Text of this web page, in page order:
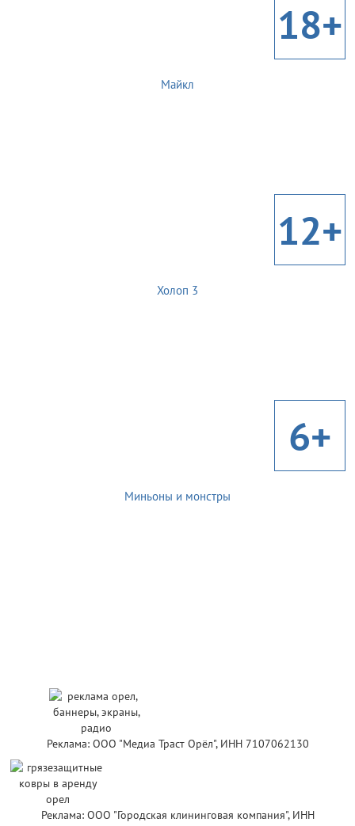
18+
Майкл
12+
Холоп 3
6+
Миньоны и монстры
Реклама: ООО "Медиа Траст Орёл", ИНН 7107062130
Реклама: ООО "Городская клининговая компания", ИНН